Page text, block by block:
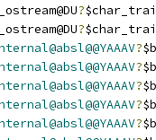
?
?
?
?
?
?
?